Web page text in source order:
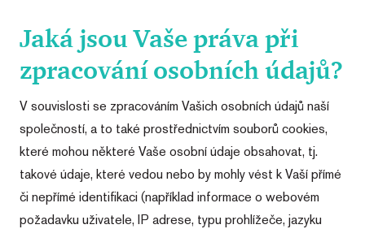
Jaká jsou Vaše práva při
zpracování osobních údajů?
V souvislosti se zpracováním Vašich osobních údajů naší
společností, a to také prostřednictvím souborů cookies,
které mohou některé Vaše osobní údaje obsahovat, tj.
takové údaje, které vedou nebo by mohly vést k Vaší přímé
či nepřímé identifikaci (například informace o webovém
požadavku uživatele, IP adrese, typu prohlížeče, jazyku